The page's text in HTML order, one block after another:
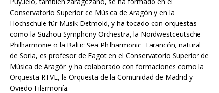
Conservatorio Superior de Música de Aragón y en la
Hochschule für Musik Detmold, y ha tocado con orquestas
como la Suzhou Symphony Orchestra, la Nordwestdeutsche
Philharmonie o la Baltic Sea Philharmonic. Tarancón, natural
de Soria, es profesor de Fagot en el Conservatorio Superior de
Música de Aragón y ha colaborado con formaciones como la
Orquesta RTVE, la Orquesta de la Comunidad de Madrid y
Oviedo Filarmonía.